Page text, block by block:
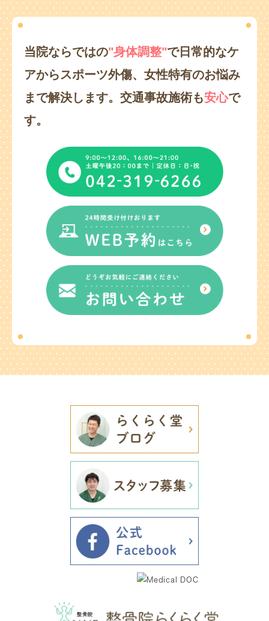
当院ならではの"身体調整"で日常的なケ
アからスポーツ外傷、 女性特有のお悩み
まで解決します。 交通事故施術も安心で
す。